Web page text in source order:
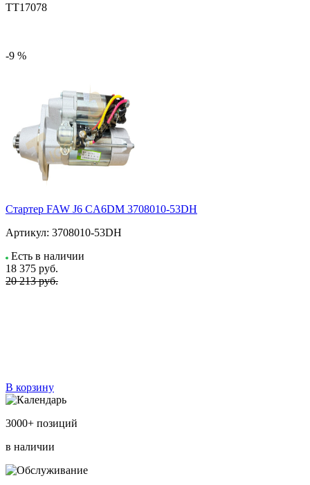
TT17078
-9 %
Стартер FAW J6 CA6DM 3708010-53DH
Артикул: 3708010-53DH
Есть в наличии
18 375 руб.
20 213 руб.
В корзину
3000+ позиций
в наличии